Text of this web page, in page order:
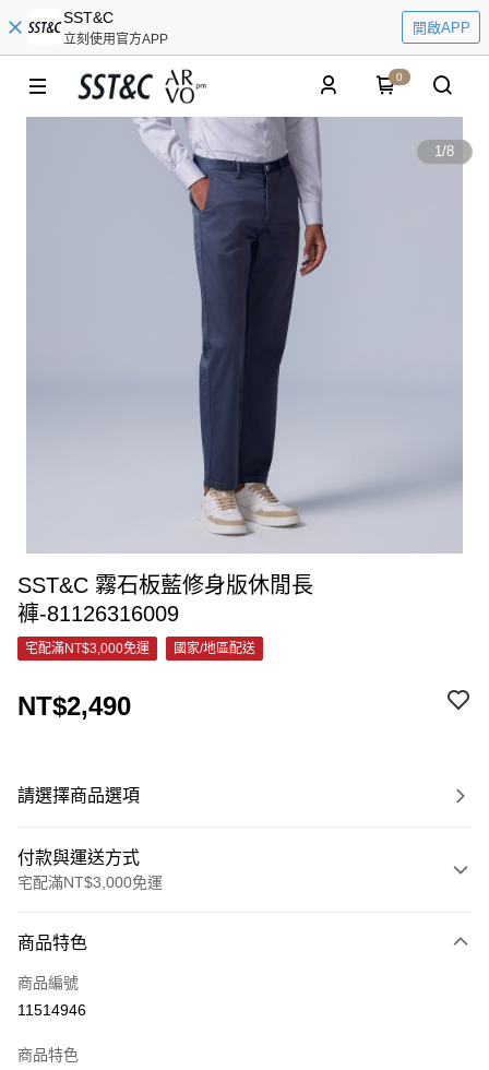
SST&C
立刻使用官方APP
開啟APP
0
1/8
SST&C 霧石板藍修身版休閒長
褲-81126316009
宅配滿NT$3,000免運 國家/地區配送
NT$2,490
請選擇商品選項
付款與運送方式
宅配滿NT$3,000免運
信用卡一次付款
信用卡分期付款
合作金庫商業銀行
6 期 0 利率 每期
商品特色
商品編號
11514946
商品特色